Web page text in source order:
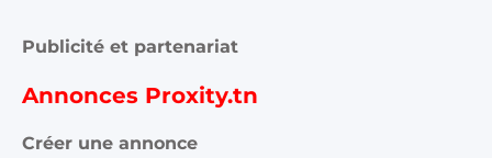
Publicité et partenariat
Annonces Proxity.tn
Créer une annonce